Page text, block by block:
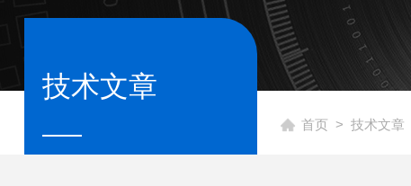
技术文章
首页 > 技术文章